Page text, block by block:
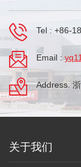
Tel : +86-
Email :
Address:
关于我们